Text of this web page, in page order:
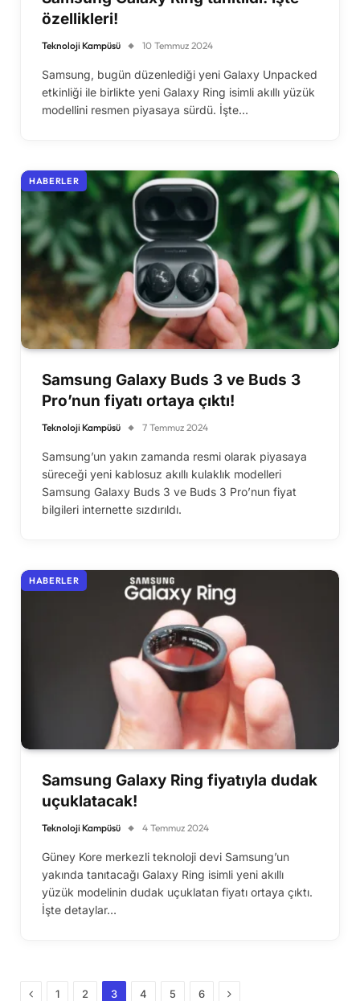
özellikleri!
Teknoloji Kampüsü 10 Temmuz 2024
Samsung, bugün düzenlediği yeni Galaxy Unpacked
etkinliği ile birlikte yeni Galaxy Ring isimli akıllı yüzük
modellini resmen piyasaya sürdü. İşte…
HABERLER
Samsung Galaxy Buds 3 ve Buds 3
Pro’nun fiyatı ortaya çıktı!
Teknoloji Kampüsü 7 Temmuz 2024
Samsung’un yakın zamanda resmi olarak piyasaya
süreceği yeni kablosuz akıllı kulaklık modelleri
Samsung Galaxy Buds 3 ve Buds 3 Pro’nun fiyat
bilgileri internette sızdırıldı.
HABERLER
Samsung Galaxy Ring fiyatıyla dudak
uçuklatacak!
Teknoloji Kampüsü 4 Temmuz 2024
Güney Kore merkezli teknoloji devi Samsung’un
yakında tanıtacağı Galaxy Ring isimli yeni akıllı
yüzük modelinin dudak uçuklatan fiyatı ortaya çıktı.
İşte detaylar…
Önceki
1 2 3 4 5 6 Sonraki